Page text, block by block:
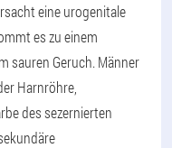
eine urogenitale
es zu einem
sauren Geruch. Männer
Harnröhre,
des sezernierten